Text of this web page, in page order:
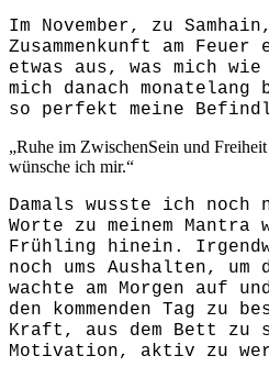
Im November, zu
Zusammenkunft am
etwas aus, was mich
mich danach
so perfekt meine
„Ruhe im ZwischenSein und
wünsche ich mir.“
Damals wusste ich
Worte zu meinem
Frühling hinein.
noch ums Aushalten, um
wachte am Morgen auf
den kommenden Tag zu
Kraft, aus dem Bett zu
Motivation, aktiv zu